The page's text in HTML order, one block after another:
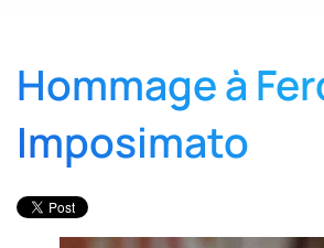
Hommage à
Imposimato